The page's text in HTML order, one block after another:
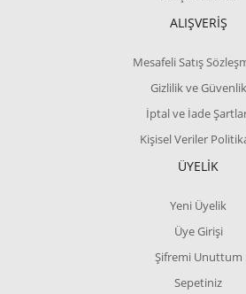
ALIŞVERİŞ
Mesafeli Satış
Gizlilik ve Güvenlik
İptal ve İade
Kişisel Veriler
ÜYELİK
Yeni Üyelik
Üye Girişi
Şifremi Unuttum
Sepetiniz